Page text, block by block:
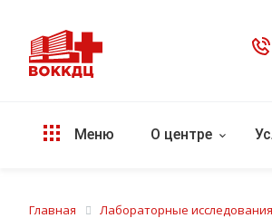
Меню О центре
Главная Лабораторные исследования